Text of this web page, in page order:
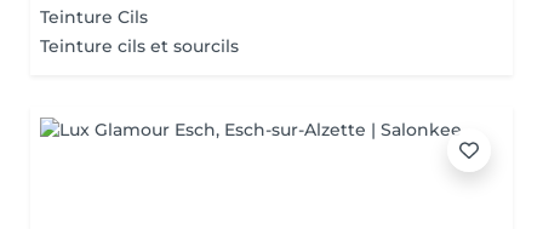
Teinture Cils
Teinture cils et sourcils